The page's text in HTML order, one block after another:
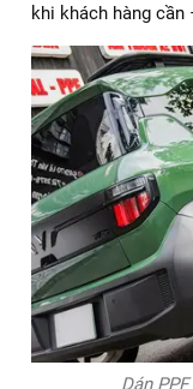
Dán PPF
✅ So sánh chi phí
giá minh bạch,
✅ Cơ sở vật chất
thiết bị chuyên
hơn.
✅ Dịch vụ hậu
khi khách hàng cần